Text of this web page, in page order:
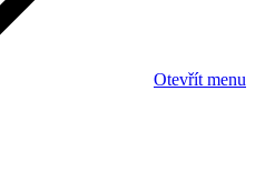
Otevřít menu